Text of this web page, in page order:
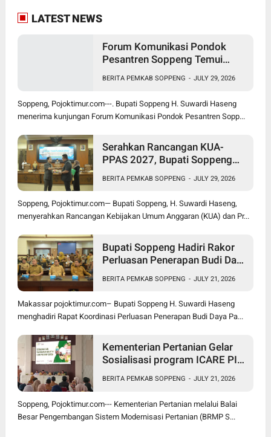
LATEST NEWS
Forum Komunikasi Pondok
Pesantren Soppeng Temui
BERITA PEMKAB SOPPENG - JULY 29, 2026
Soppeng, Pojoktimur.com---. Bupati Soppeng H. Suwardi Haseng
menerima kunjungan Forum Komunikasi Pondok Pesantren Sopp...
Serahkan Rancangan KUA-
PPAS 2027, Bupati Soppeng
Tengah Tekanan Fiskal
BERITA PEMKAB SOPPENG - JULY 29, 2026
Soppeng, Pojoktimur.com— Bupati Soppeng, H. Suwardi Haseng,
menyerahkan Rancangan Kebijakan Umum Anggaran (KUA) dan Pr...
Bupati Soppeng Hadiri Rakor
Perluasan Penerapan Budi Daya
BERITA PEMKAB SOPPENG - JULY 21, 2026
Makassar pojoktimur.com– Bupati Soppeng H. Suwardi Haseng
menghadiri Rapat Koordinasi Perluasan Penerapan Budi Daya Pa...
Kementerian Pertanian Gelar
Sosialisasi program ICARE PIU
BERITA PEMKAB SOPPENG - JULY 21, 2026
Soppeng, Pojoktimur.com--- Kementerian Pertanian melalui Balai
Besar Pengembangan Sistem Modernisasi Pertanian (BRMP S...